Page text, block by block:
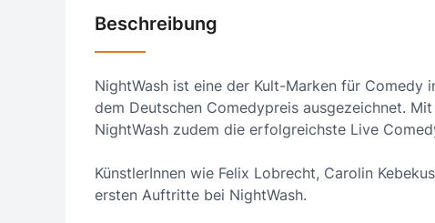
Beschreibung
NightWash ist eine der Kult-Marken für Comedy
dem Deutschen Comedypreis ausgezeichnet.
NightWash zudem die erfolgreichste Live
KünstlerInnen wie Felix Lobrecht, Carolin
ersten Auftritte bei NightWash.